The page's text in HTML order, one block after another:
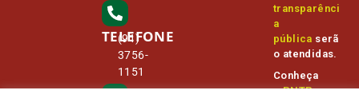
TELEFONE
(91)
3756-
1151
transparênci
a
pública serã
o atendidas.
Conheça
oPNTPe